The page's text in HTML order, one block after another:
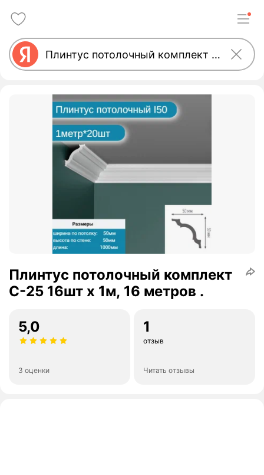
Плинтус потолочный комплект
C-25 16шт х 1м, 16 метров .
5,0
3 оценки
1
отзыв
Читать отзывы